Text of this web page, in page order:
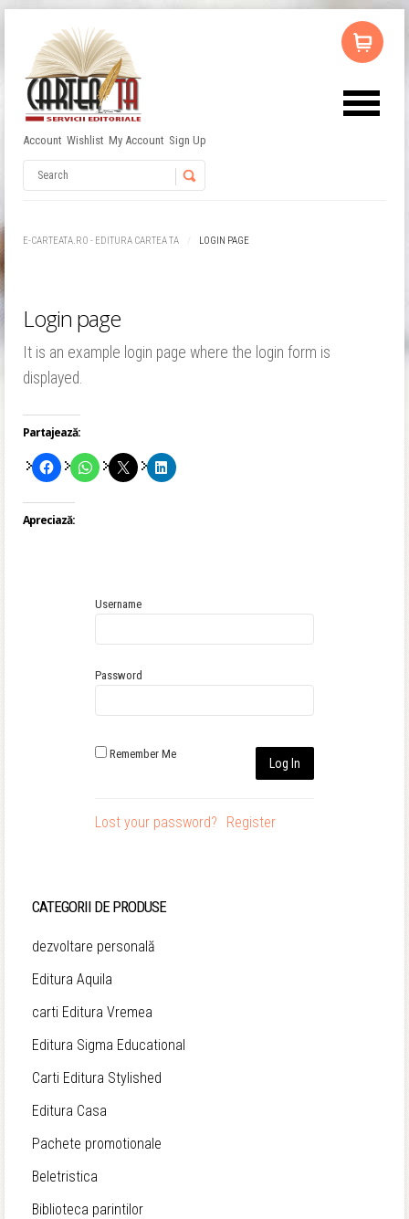
Account Wishlist My Account Sign Up
E-CARTEATA.RO - EDITURA CARTEA TA LOGIN PAGE
Login page
It is an example login page where the login form is
displayed.
Partajează:
Apreciază:
Username
Password
Remember Me
Lost your password? Register
CATEGORII DE PRODUSE
dezvoltare personală
Editura Aquila
carti Editura Vremea
Editura Sigma Educational
Carti Editura Stylished
Editura Casa
Pachete promotionale
Beletristica
Biblioteca parintilor